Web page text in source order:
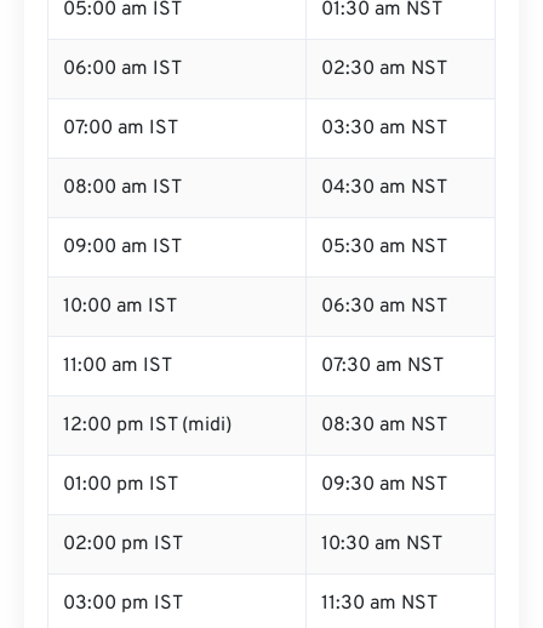
05:00 am IST 01:30 am NST
06:00 am IST 02:30 am NST
07:00 am IST 03:30 am NST
08:00 am IST 04:30 am NST
09:00 am IST 05:30 am NST
10:00 am IST 06:30 am NST
11:00 am IST 07:30 am NST
12:00 pm IST (midi) 08:30 am NST
01:00 pm IST 09:30 am NST
02:00 pm IST 10:30 am NST
03:00 pm IST 11:30 am NST